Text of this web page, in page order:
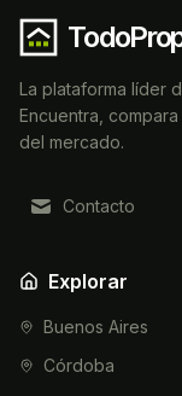
La plataforma líder
Encuentra,
del mercado.
Contacto
Explorar
Buenos Aires
Córdoba